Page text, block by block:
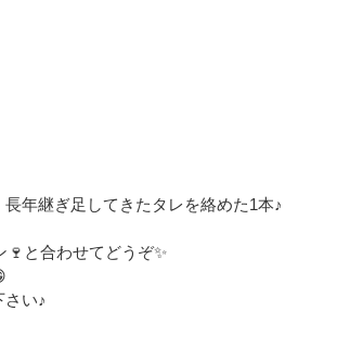
年継ぎ足してきたタレを絡めた1本♪
🍷 と合わせてどうぞ✨
い♪